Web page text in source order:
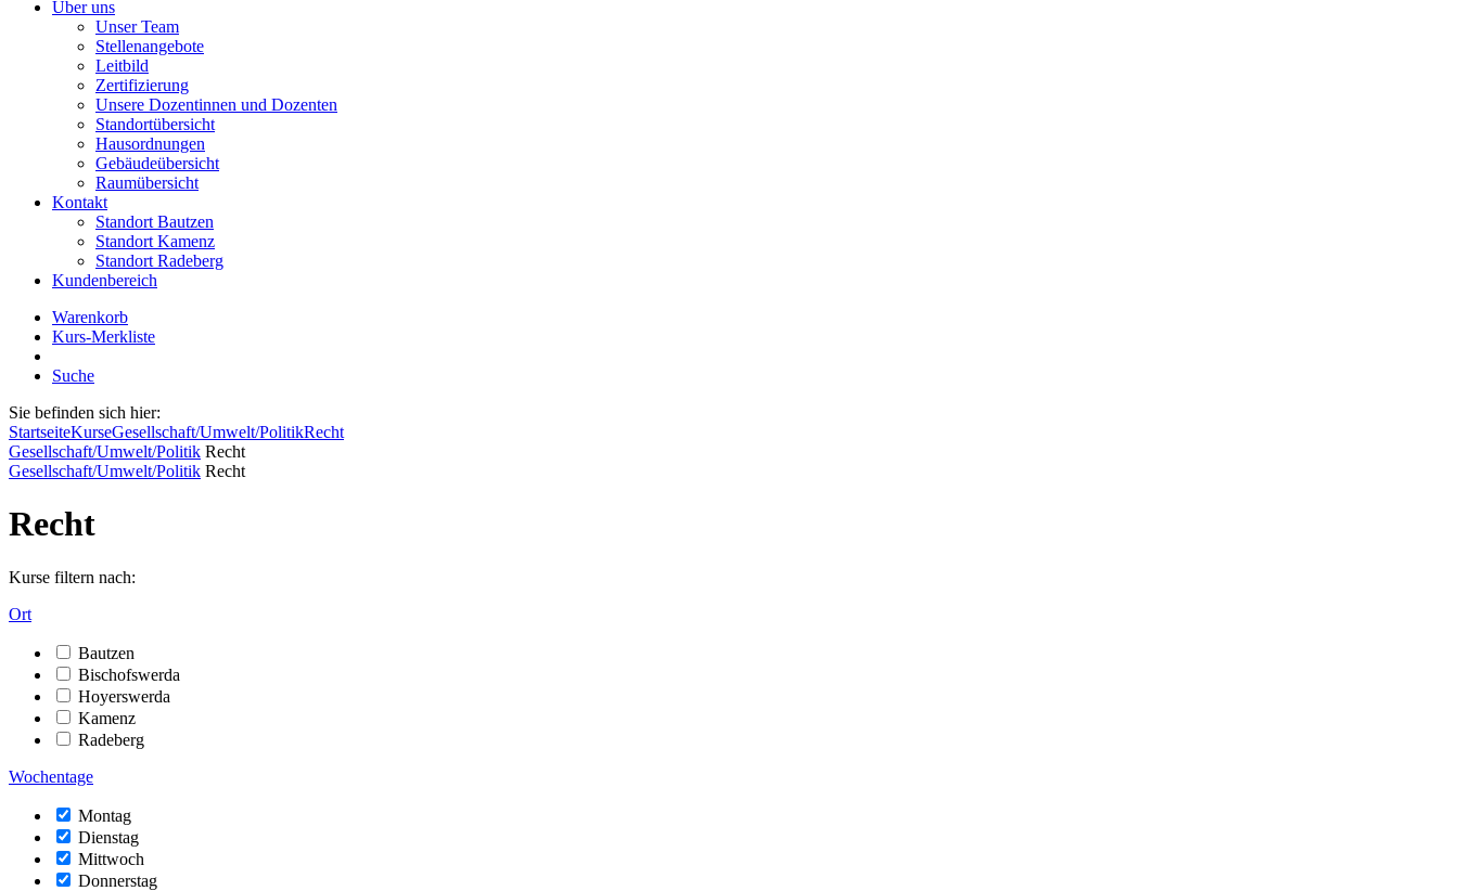
Über uns
Unser Team
Stellenangebote
Leitbild
Zertifizierung
Unsere Dozentinnen und Dozenten
Standortübersicht
Hausordnungen
Gebäudeübersicht
Raumübersicht
Kontakt
Standort Bautzen
Standort Kamenz
Standort Radeberg
Kundenbereich
Warenkorb
Kurs-Merkliste
Suche
Sie befinden sich hier:
StartseiteKurseGesellschaft/Umwelt/PolitikRecht
Gesellschaft/Umwelt/Politik Recht
Gesellschaft/Umwelt/Politik Recht
Recht
Kurse filtern nach:
Ort
Bautzen
Bischofswerda
Hoyerswerda
Kamenz
Radeberg
Wochentage
Montag
Dienstag
Mittwoch
Donnerstag